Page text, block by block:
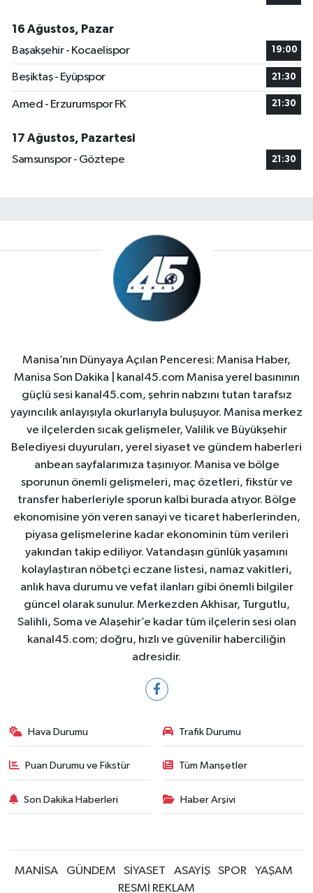
16 Ağustos, Pazar
Başakşehir - Kocaelispor
19:00
Beşiktaş - Eyüpspor 21:30
Amed - Erzurumspor FK 21:30
17 Ağustos, Pazartesi
Samsunspor - Göztepe
21:30
Manisa’nın Dünyaya Açılan Penceresi: Manisa Haber,
Manisa Son Dakika | kanal45.com Manisa yerel basınının
güçlü sesi kanal45.com, şehrin nabzını tutan tarafsız
yayıncılık anlayışıyla okurlarıyla buluşuyor. Manisa merkez
ve ilçelerden sıcak gelişmeler, Valilik ve Büyükşehir
Belediyesi duyuruları, yerel siyaset ve gündem haberleri
anbean sayfalarımıza taşınıyor. Manisa ve bölge
sporunun önemli gelişmeleri, maç özetleri, fikstür ve
transfer haberleriyle sporun kalbi burada atıyor. Bölge
ekonomisine yön veren sanayi ve ticaret haberlerinden,
piyasa gelişmelerine kadar ekonominin tüm verileri
yakından takip ediliyor. Vatandaşın günlük yaşamını
kolaylaştıran nöbetçi eczane listesi, namaz vakitleri,
anlık hava durumu ve vefat ilanları gibi önemli bilgiler
güncel olarak sunulur. Merkezden Akhisar, Turgutlu,
Salihli, Soma ve Alaşehir’e kadar tüm ilçelerin sesi olan
kanal45.com; doğru, hızlı ve güvenilir haberciliğin
adresidir.
Hava Durumu Trafik Durumu
Puan Durumu ve Fikstür Tüm Manşetler
Son Dakika Haberleri Haber Arşivi
MANİSA GÜNDEM SİYASET ASAYİŞ SPOR
YAŞAM
RESMİ REKLAM